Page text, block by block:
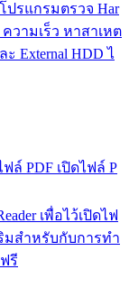
ปรแกรมตรวจ Har
วามเร็ว หาสาเหต
External HDD ไ
ฟล์ PDF เปิดไฟล์ P
เพื่อไว้เปิดไฟ
มสำหรับกับการทำ
รี